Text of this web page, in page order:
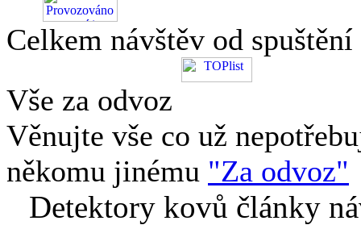
Celkem návštěv od
Vše za odvoz
Věnujte vše co už
někomu jinému "Za odvoz"
Detektory kovů články